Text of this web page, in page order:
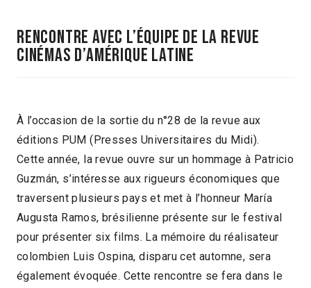
RENCONTRE avec l’équipe de la revue
Cinémas d’Amérique latine
À l’occasion de la sortie du n°28 de la revue aux
éditions PUM (Presses Universitaires du Midi).
Cette année, la revue ouvre sur un hommage à Patricio
Guzmán, s’intéresse aux rigueurs économiques que
traversent plusieurs pays et met à l’honneur María
Augusta Ramos, brésilienne présente sur le festival
pour présenter six films. La mémoire du réalisateur
colombien Luis Ospina, disparu cet automne, sera
également évoquée. Cette rencontre se fera dans le